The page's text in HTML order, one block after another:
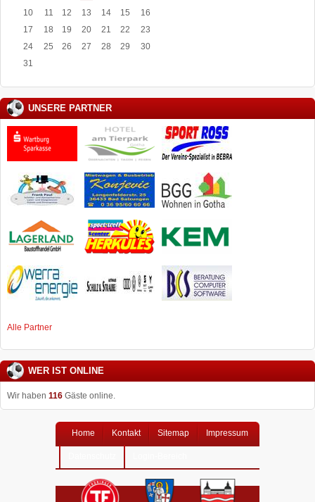
10
11 12 13 14 15
16
17
18 19 20 21 22
23
24
25 26 27 28 29
30
31
UNSERE PARTNER
Alle Partner
WER IST ONLINE
Wir haben 116 Gäste online.
Home Kontakt Sitemap Impressum